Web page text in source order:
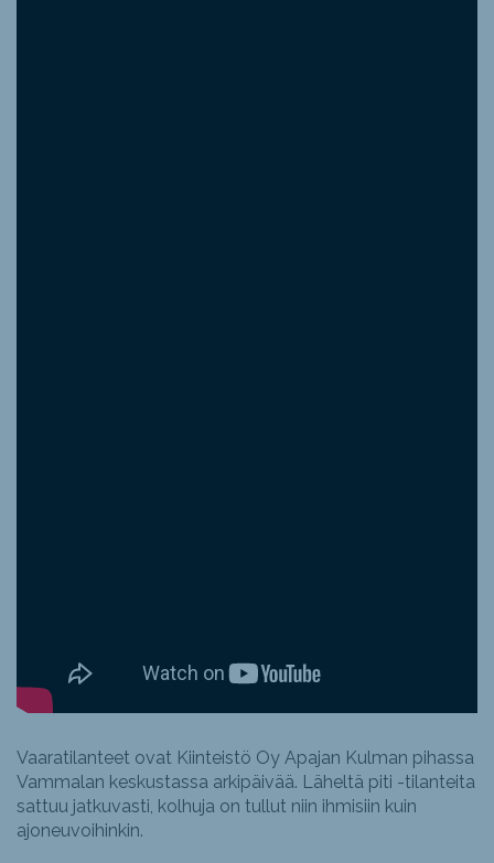
Vaaratilanteet ovat Kiinteistö Oy Apajan Kulman pihassa
Vammalan keskustassa arkipäivää. Läheltä piti -tilanteita
sattuu jatkuvasti, kolhuja on tullut niin ihmisiin kuin
ajoneuvoihinkin.